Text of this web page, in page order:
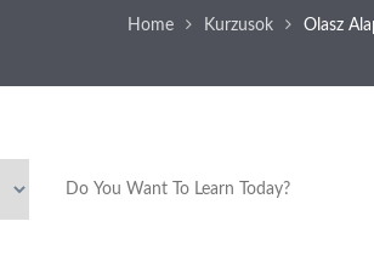
Home Kurzusok Olasz